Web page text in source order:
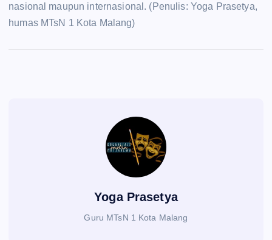
nasional maupun internasional. (Penulis: Yoga Prasetya,
humas MTsN 1 Kota Malang)
Yoga Prasetya
Guru MTsN 1 Kota Malang